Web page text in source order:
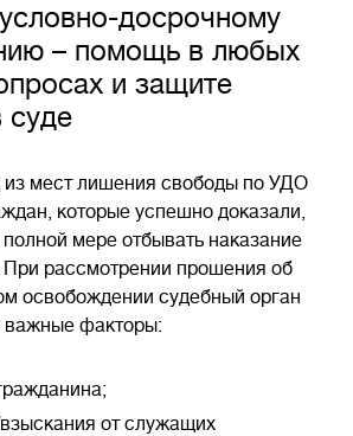
досрочному
– помощь в любых
и защите
суде
мест лишения свободы по УДО
которые успешно доказали,
мере отбывать наказание
рассмотрении прошения об
освобождении судебный орган
важные факторы:
от служащих